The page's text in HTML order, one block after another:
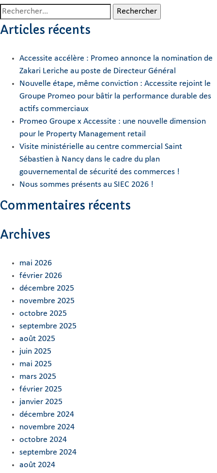
Rechercher :
Articles récents
Accessite accélère : Promeo annonce la nomination de
Zakari Leriche au poste de Directeur Général
Nouvelle étape, même conviction : Accessite rejoint le
Groupe Promeo pour bâtir la performance durable des
actifs commerciaux
Promeo Groupe x Accessite : une nouvelle dimension
pour le Property Management retail
Visite ministérielle au centre commercial Saint
Sébastien à Nancy dans le cadre du plan
gouvernemental de sécurité des commerces !
Nous sommes présents au SIEC 2026 !
Commentaires récents
Archives
mai 2026
février 2026
décembre 2025
novembre 2025
octobre 2025
septembre 2025
août 2025
juin 2025
mai 2025
mars 2025
février 2025
janvier 2025
décembre 2024
novembre 2024
octobre 2024
septembre 2024
août 2024